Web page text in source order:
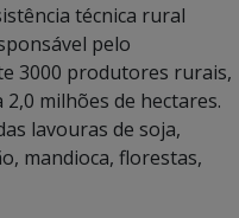
técnica rural
pelo
3000 produtores rurais,
milhões de hectares.
lavouras de soja,
mandioca, florestas,